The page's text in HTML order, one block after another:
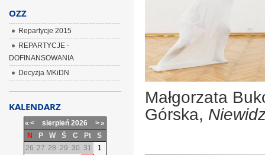
Małgorzata
Górska,
OZZ
Repartycje 2015
REPARTYCJE -
DOFINANSOWANIA
Decyzja MKiDN
KALENDARZ
« < sierpień 2026 >»
N
P W Ś C Pt
S
26 27 28 29 30 31
1